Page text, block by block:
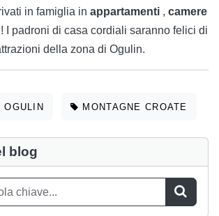
in famiglia in appartamenti , camere
! I padroni di casa cordiali saranno felici di
della zona di Ogulin.
OGULIN MONTAGNE CROATE
blog